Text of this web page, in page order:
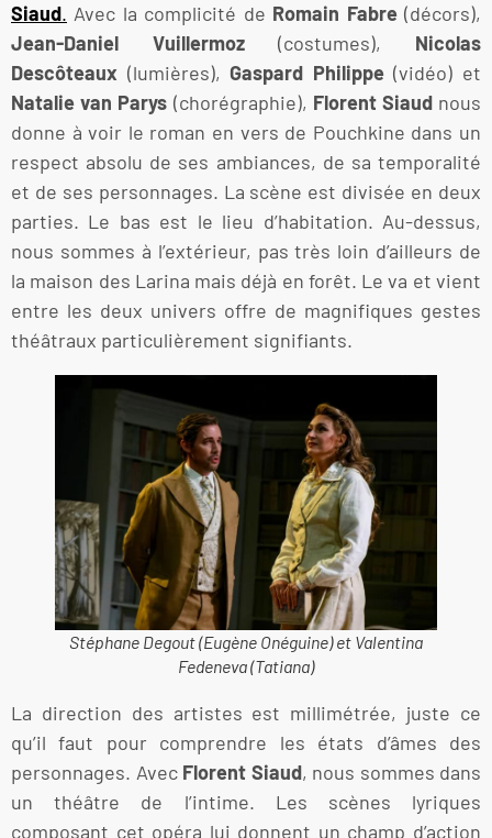
Siaud. Avec la complicité de Romain Fabre(décors),
Jean-Daniel Vuillermoz(costumes), Nicolas
Descôteaux (lumières),Gaspard Philippe(vidéo) et
Natalie van Parys (chorégraphie), Florent Siaudnous
donne à voir le roman en vers de Pouchkine dans un
respect absolu de ses ambiances, de sa temporalité
et de ses personnages. La scène est divisée en deux
parties. Le bas est le lieu d’habitation. Au-dessus,
nous sommes à l’extérieur, pas très loin d’ailleurs de
la maison des Larina mais déjà en forêt. Le va et vient
entre les deux univers offre de magnifiques gestes
théâtraux particulièrement signifiants.
Stéphane Degout (Eugène Onéguine) et Valentina
Fedeneva (Tatiana)
La direction des artistes est millimétrée, juste ce
qu’il faut pour comprendre les états d’âmes des
personnages. Avec Florent Siaud, nous sommes dans
un théâtre de l’intime. Les scènes lyriques
composant cet opéra lui donnent un champ d’action